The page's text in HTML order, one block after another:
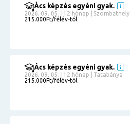
Ács képzés egyéni gyak.
2026. 09. 05. | 12 hónap | Szombathely
215.000Ft/félév-tól
Ács képzés egyéni gyak.
2026. 09. 05. | 12 hónap | Tatabánya
215.000Ft/félév-tól